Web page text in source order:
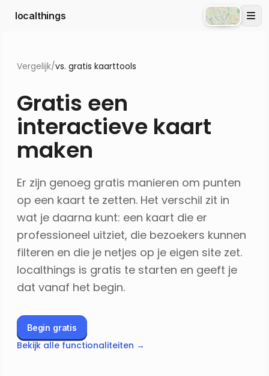
localthings
Atlas
Vergelijk/vs. gratis kaarttools
Gratis een
interactieve kaart
maken
Er zijn genoeg gratis manieren om punten
op een kaart te zetten. Het verschil zit in
wat je daarna kunt: een kaart die er
professioneel uitziet, die bezoekers kunnen
filteren en die je netjes op je eigen site zet.
localthings is gratis te starten en geeft je
dat vanaf het begin.
Begin gratis
Bekijk alle functionaliteiten →